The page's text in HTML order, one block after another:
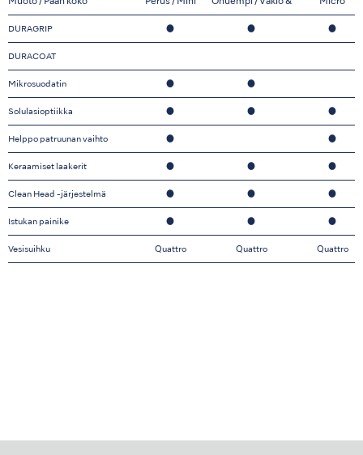
DURAGRIP
DURACOAT
Mikrosuodatin
Solulasioptiikka
Helppo patruunan vaihto
Keraamiset laakerit
Clean Head -järjestelmä
Istukan painike
Vesisuihku
●
●
●
●
●
●
●
Quattro
Mini
●
●
●
●
●
●
Quattro
●
●
●
●
●
●
Quattro